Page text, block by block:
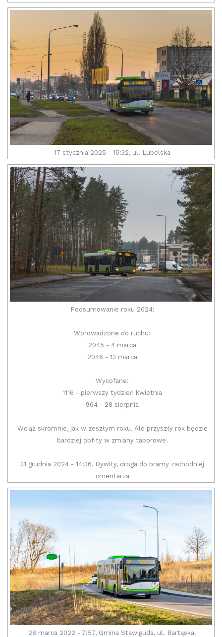
17 stycznia 2025 - 15:32, ul. Lubelska
Podsumowanie roku 2024:
Wprowadzone do ruchu:
2045 - 4 marca
2046 - 13 marca
Wycofane:
1116 - pierwszy tydzień kwietnia
964 - 28 sierpnia
Wciąż skromnie, jak w zeszłym roku. Ale przyszły rok będzie
bardziej obfity w zmiany taborowe.
31 grudnia 2024 - 14:36, Dywity, droga do bramy zachodniej
cmentarza
28 marca 2022 - 7:57, Gmina Stawiguda, ul. Bartąska.